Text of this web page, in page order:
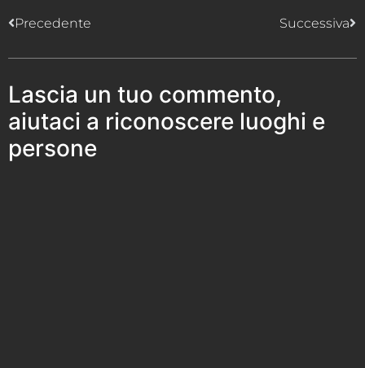
Precedente Successiva
Lascia un tuo commento,
aiutaci a riconoscere luoghi e
persone